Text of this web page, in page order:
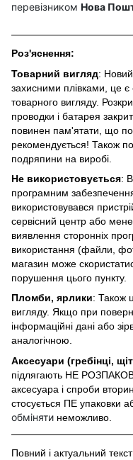
перевізником Нова
Роз'яснення:
Товарний вигляд: Новий
захисними плівками, це є
товарного вигляду.
проводки і батарея
повинен пам'ятати, що
рекомендується! Також
подряпини на виробі.
Не використовується:
програмним
використовувався
сервісний центр або
виявлення сторонніх
використання (файли,
магазин може
порушення цього пункту.
Пломби, ярлики: Також
вигляду. Якщо при
інформаційні дані або
аналогічною.
Аксесуари (гребінці,
підлягають НЕ
аксесуара і спроби
стосується ПЕ упаковки
обміняти неможливо.
Повний і актуальний текст